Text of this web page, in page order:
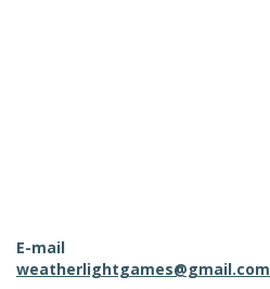
E-mail
weatherlightgames@gmail.com